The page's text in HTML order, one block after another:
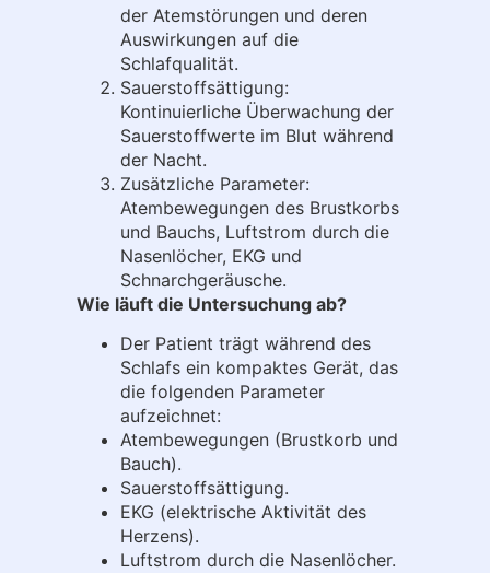
der Atemstörungen und deren
Auswirkungen auf die
Schlafqualität.
Sauerstoffsättigung:
Kontinuierliche Überwachung der
Sauerstoffwerte im Blut während
der Nacht.
Zusätzliche Parameter:
Atembewegungen des Brustkorbs
und Bauchs, Luftstrom durch die
Nasenlöcher, EKG und
Schnarchgeräusche.
Wie läuft die Untersuchung ab?
Der Patient trägt während des
Schlafs ein kompaktes Gerät, das
die folgenden Parameter
aufzeichnet:
Atembewegungen (Brustkorb und
Bauch).
Sauerstoffsättigung.
EKG (elektrische Aktivität des
Herzens).
Luftstrom durch die Nasenlöcher.